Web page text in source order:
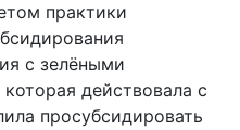
практики
с зелёными
действовала с
просубсидировать